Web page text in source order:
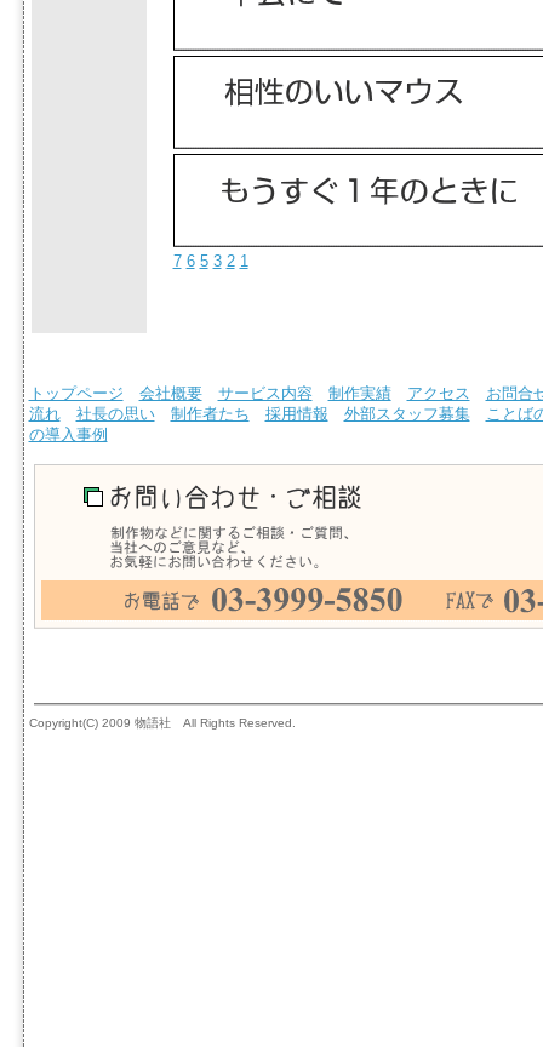
7 6 5 3 2 1
トップページ 会社概要 サービス内容 制作実績 アクセス
お問合
流れ
社長の思い 制作者たち 採用情報 外部スタッフ募集
ことば
の導入事例
Copyright(C) 2009 物語社 All Rights Reserved.